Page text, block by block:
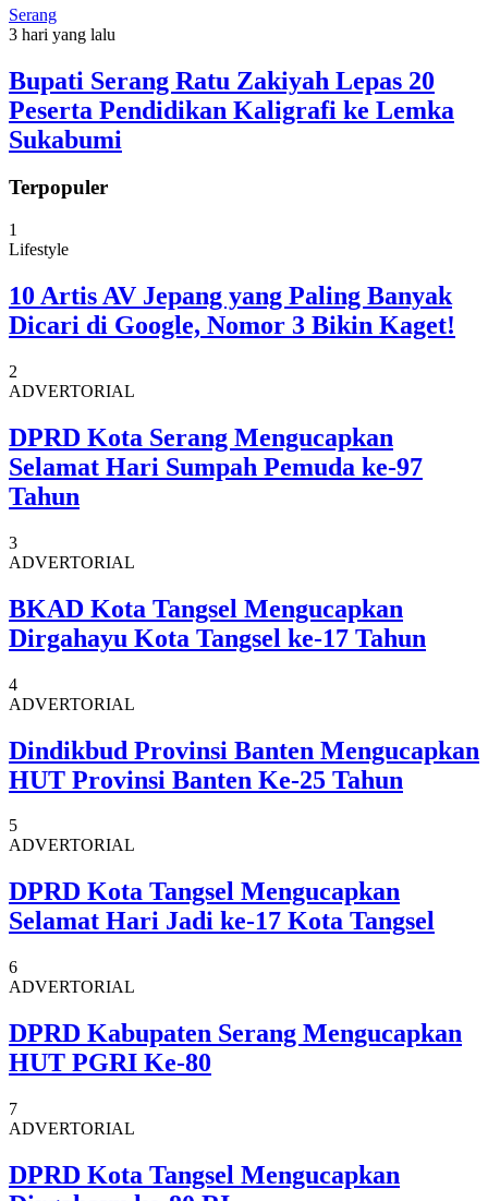
Serang
3 hari yang lalu
Bupati Serang Ratu Zakiyah Lepas 20
Peserta Pendidikan Kaligrafi ke Lemka
Sukabumi
Terpopuler
1
Lifestyle
10 Artis AV Jepang yang Paling Banyak
Dicari di Google, Nomor 3 Bikin Kaget!
2
ADVERTORIAL
DPRD Kota Serang Mengucapkan
Selamat Hari Sumpah Pemuda ke-97
Tahun
3
ADVERTORIAL
BKAD Kota Tangsel Mengucapkan
Dirgahayu Kota Tangsel ke-17 Tahun
4
ADVERTORIAL
Dindikbud Provinsi Banten Mengucapkan
HUT Provinsi Banten Ke-25 Tahun
5
ADVERTORIAL
DPRD Kota Tangsel Mengucapkan
Selamat Hari Jadi ke-17 Kota Tangsel
6
ADVERTORIAL
DPRD Kabupaten Serang Mengucapkan
HUT PGRI Ke-80
7
ADVERTORIAL
DPRD Kota Tangsel Mengucapkan